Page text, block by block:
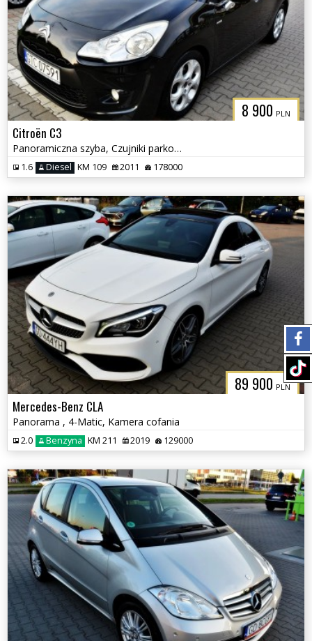
8 900 PLN
Citroën C3
Panoramiczna szyba, Czujniki parkowania, Klimatyzacja
1.6 Diesel KM 109 2011 178000
89 900 PLN
Mercedes-Benz CLA
Panorama , 4-Matic, Kamera cofania
2.0 Benzyna KM 211 2019 129000